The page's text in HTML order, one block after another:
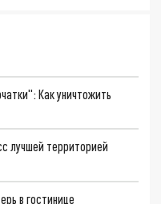
Как уничтожить
лучшей территорией
в гостинице